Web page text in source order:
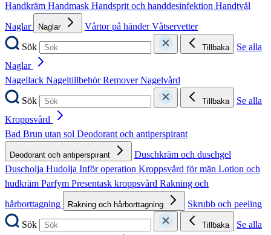
Handkräm Handmask Handsprit och handdesinfektion Handtvål
Naglar
Naglar Vårtor på händerVåtservetter
Sök
Tillbaka
Se alla
Naglar
Nagellack NageltillbehörRemoverNagelvård
Sök
Tillbaka
Se alla
Kroppsvård
Bad Brun utan sol Deodorant och antiperspirant
Deodorant och antiperspirant
Duschkräm och duschgel
Duscholja Hudolja Inför operation Kroppsvård för män Lotion och
hudkräm Parfym Presentask kroppsvård Rakning och
hårborttagning
Rakning och hårborttagning
Skrubb och peeling
Sök
Tillbaka
Se alla